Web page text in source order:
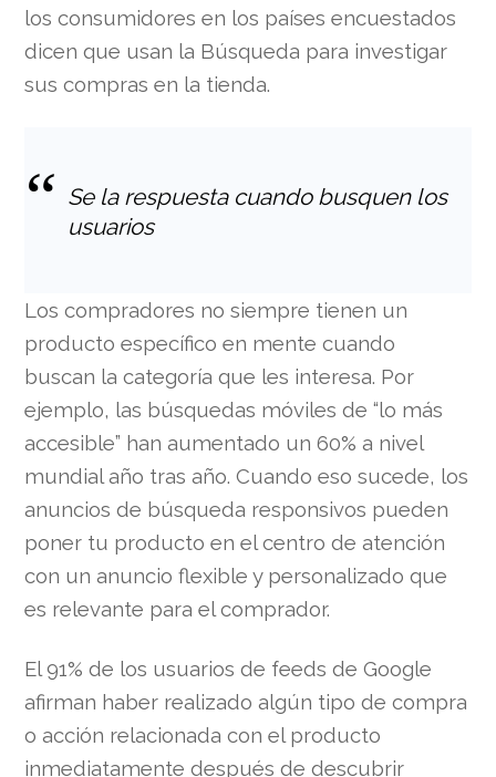
los consumidores en los países encuestados
dicen que usan la Búsqueda para investigar
sus compras en la tienda.
Se la respuesta cuando busquen los
usuarios
Los compradores no siempre tienen un
producto específico en mente cuando
buscan la categoría que les interesa. Por
ejemplo, las búsquedas móviles de “lo más
accesible” han aumentado un 60% a nivel
mundial año tras año. Cuando eso sucede, los
anuncios de búsqueda responsivos pueden
poner tu producto en el centro de atención
con un anuncio flexible y personalizado que
es relevante para el comprador.
El 91% de los usuarios de feeds de Google
afirman haber realizado algún tipo de compra
o acción relacionada con el producto
inmediatamente después de descubrir